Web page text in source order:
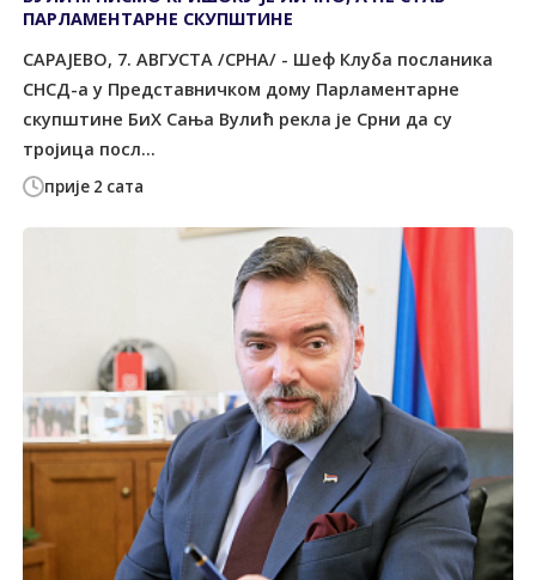
прије 2 сата
ПАРЛАМЕНТАРНЕ СКУПШТИНЕ
САРАЈЕВО, 7. АВГУСТА /СРНА/ - Шеф Клуба посланика
СНСД-а у Представничком дому Парламентарне
скупштине БиХ Сања Вулић рекла је Срни да су
тројица посл...